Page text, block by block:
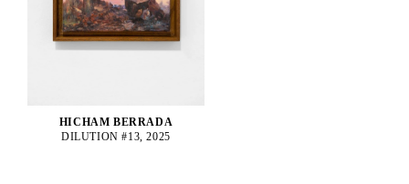
HICHAM BERRADA
DILUTION #13, 2025